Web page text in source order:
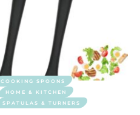
COOKING SPOONS
HOME & KITCHEN
SPATULAS & TURNERS